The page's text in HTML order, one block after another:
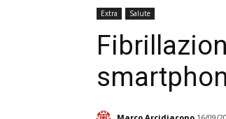
Extra Salute